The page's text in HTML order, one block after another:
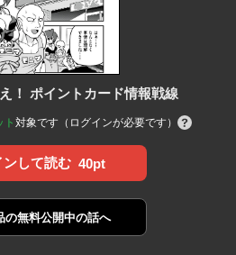
！ ポイントカード情報戦線
ト 対象です（ログインが必要です）
ンして読む 40pt
の無料公開中の話へ